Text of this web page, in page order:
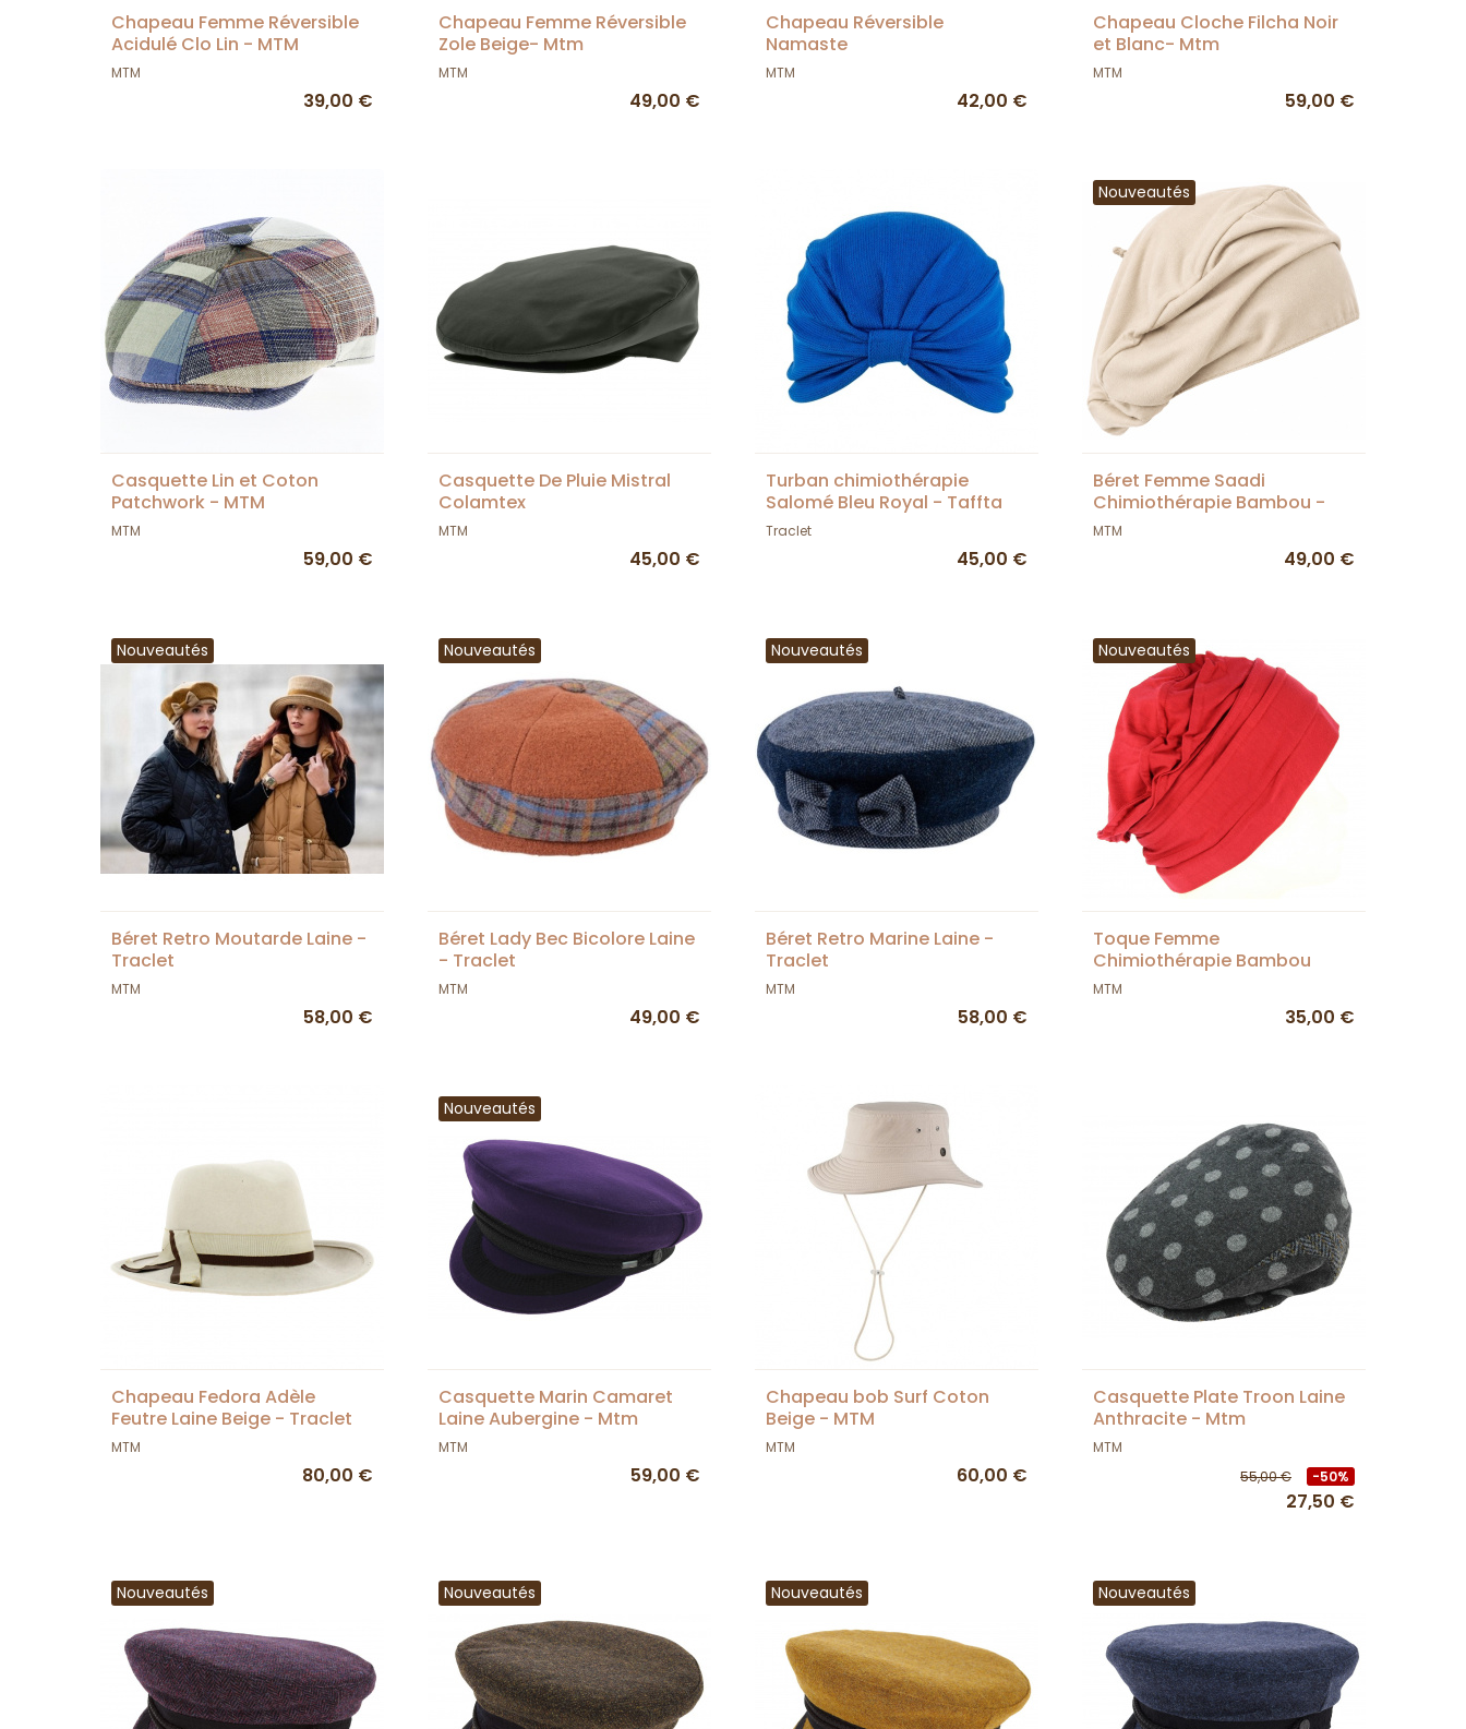
Chapeau Femme Réversible
Acidulé Clo Lin - MTM
MTM
39,00 €
Chapeau Femme Réversible
Zole Beige- Mtm
MTM
49,00 €
Chapeau Réversible
Namaste
MTM
42,00 €
Chapeau Cloche Filcha Noir
et Blanc- Mtm
MTM
59,00 €
Casquette Lin et Coton
Patchwork - MTM
MTM
59,00 €
Casquette De Pluie Mistral
Colamtex
MTM
45,00 €
Turban chimiothérapie
Salomé Bleu Royal - Taffta
Traclet
45,00 €
Nouveautés
Béret Femme Saadi
Chimiothérapie Bambou -
Mtm
MTM
49,00 €
Nouveautés
Béret Retro Moutarde Laine -
Traclet
MTM
58,00 €
Nouveautés
Béret Lady Bec Bicolore Laine
- Traclet
MTM
49,00 €
Nouveautés
Béret Retro Marine Laine -
Traclet
MTM
58,00 €
Nouveautés
Toque Femme
Chimiothérapie Bambou
Rouge Foncé- Mtm
MTM
35,00 €
Chapeau Fedora Adèle
Feutre Laine Beige - Traclet
MTM
80,00 €
Nouveautés
Casquette Marin Camaret
Laine Aubergine - Mtm
MTM
59,00 €
Chapeau bob Surf Coton
Beige - MTM
MTM
60,00 €
Casquette Plate Troon Laine
Anthracite - Mtm
MTM
55,00 €
-50%
27,50 €
Nouveautés Nouveautés Nouveautés Nouveautés